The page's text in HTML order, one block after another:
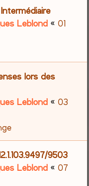
Leblond «01
lors des
Leblond «03
9503
Leblond «07